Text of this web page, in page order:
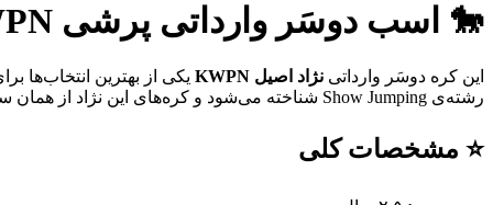
🐎 اسب دوسَر وارداتی پرشی KWPN – کره ۲.۵ ساله | نسل‌برتر مخصوص آینده‌سازان پرش
این کره دوسَر وارداتی نژاد اصیل KWPN
یکی از بهترین انتخاب‌ها
رشته‌ی Show Jumping شناخته می‌شود و کره‌های این نژاد از همان سنین کم، قدرت، هوش و تعادل فوق‌العاده‌ای نشان می‌دهند.
⭐ مشخصات کلی